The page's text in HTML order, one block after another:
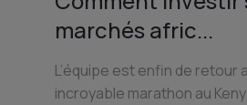
marchés afric...
L’équipe est enfin de retour
incroyable marathon au